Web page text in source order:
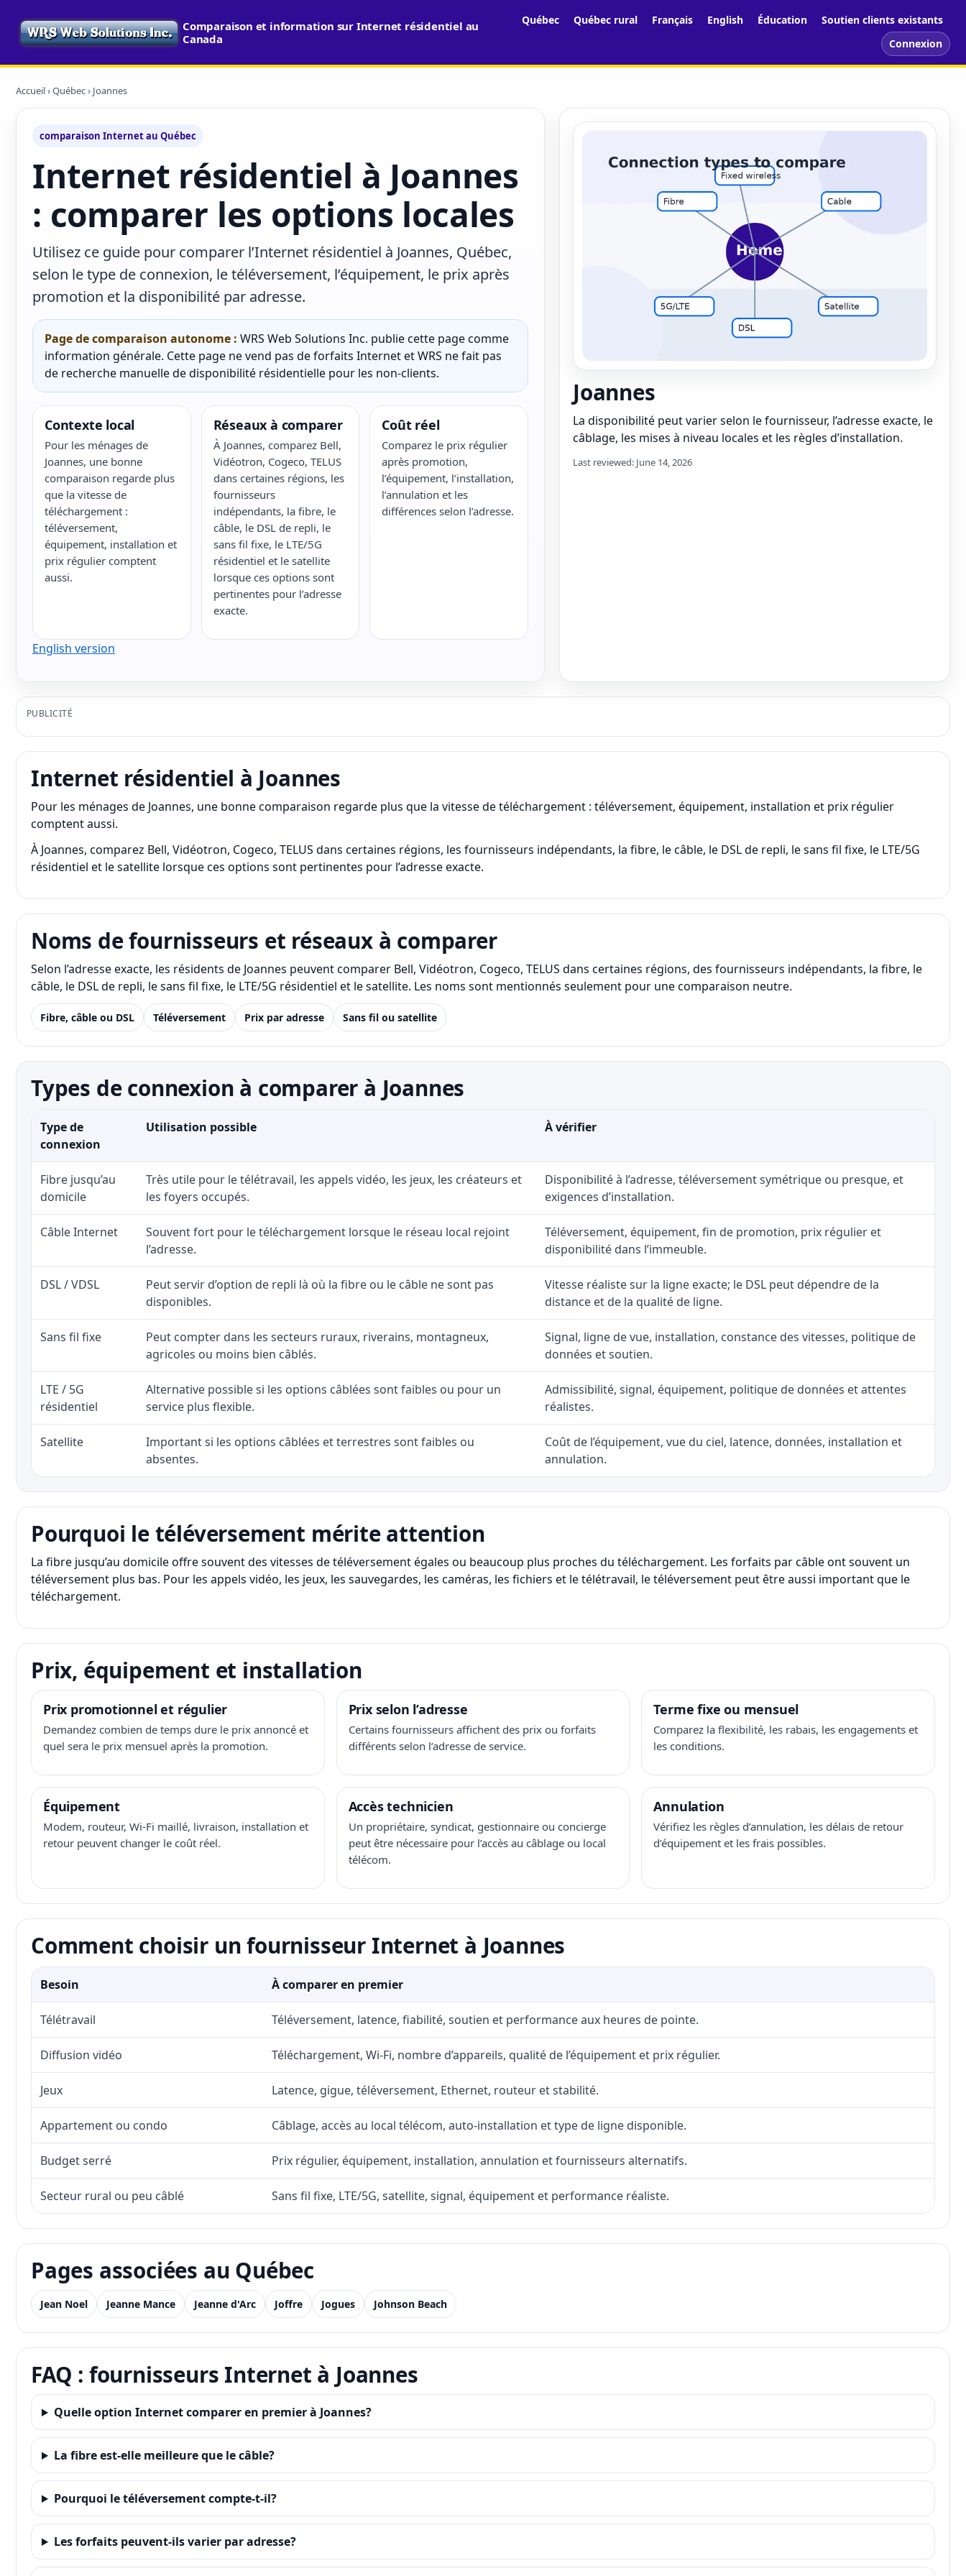
Comparaison et information sur Internet résidentiel au
Canada
Québec Québec rural Français English Éducation
Soutien clients existants
Connexion
Accueil›Québec› Joannes
comparaison Internet au Québec
Internet résidentiel à Joannes
: comparer les options locales
Utilisez ce guide pour comparer l’Internet résidentiel à Joannes, Québec,
selon le type de connexion, le téléversement, l’équipement, le prix après
promotion et la disponibilité par adresse.
Page de comparaison autonome : WRS Web Solutions Inc. publie cette page comme
information générale. Cette page ne vend pas de forfaits Internet et WRS ne fait pas
de recherche manuelle de disponibilité résidentielle pour les non-clients.
Contexte local
Pour les ménages de
Joannes, une bonne
comparaison regarde plus
que la vitesse de
téléchargement :
téléversement,
équipement, installation et
prix régulier comptent
aussi.
Réseaux à comparer
À Joannes, comparez Bell,
Vidéotron, Cogeco, TELUS
dans certaines régions, les
fournisseurs
indépendants, la fibre, le
câble, le DSL de repli, le
sans fil fixe, le LTE/5G
résidentiel et le satellite
lorsque ces options sont
pertinentes pour l’adresse
exacte.
Coût réel
Comparez le prix régulier
après promotion,
l’équipement, l’installation,
l’annulation et les
différences selon l’adresse.
English version
Joannes
La disponibilité peut varier selon le fournisseur, l’adresse exacte, le
câblage, les mises à niveau locales et les règles d’installation.
Last reviewed: June 14, 2026
PUBLICITÉ
Internet résidentiel à Joannes
Pour les ménages de Joannes, une bonne comparaison regarde plus que la vitesse de téléchargement : téléversement, équipement, installation et prix régulier
comptent aussi.
À Joannes, comparez Bell, Vidéotron, Cogeco, TELUS dans certaines régions, les fournisseurs indépendants, la fibre, le câble, le DSL de repli, le sans fil fixe, le LTE/5G
résidentiel et le satellite lorsque ces options sont pertinentes pour l’adresse exacte.
Noms de fournisseurs et réseaux à comparer
Selon l’adresse exacte, les résidents de Joannes peuvent comparer Bell, Vidéotron, Cogeco, TELUS dans certaines régions, des fournisseurs indépendants, la fibre, le
câble, le DSL de repli, le sans fil fixe, le LTE/5G résidentiel et le satellite. Les noms sont mentionnés seulement pour une comparaison neutre.
Fibre, câble ou DSL Téléversement Prix par adresse Sans fil ou satellite
Types de connexion à comparer à Joannes
Type de
connexion
Utilisation possible À vérifier
Fibre jusqu’au
domicile
Très utile pour le télétravail, les appels vidéo, les jeux, les créateurs et
les foyers occupés.
Disponibilité à l’adresse, téléversement symétrique ou presque, et
exigences d’installation.
Câble Internet
Souvent fort pour le téléchargement lorsque le réseau local rejoint
l’adresse.
Téléversement, équipement, fin de promotion, prix régulier et
disponibilité dans l’immeuble.
DSL / VDSL
Peut servir d’option de repli là où la fibre ou le câble ne sont pas
disponibles.
Vitesse réaliste sur la ligne exacte; le DSL peut dépendre de la
distance et de la qualité de ligne.
Sans fil fixe
Peut compter dans les secteurs ruraux, riverains, montagneux,
agricoles ou moins bien câblés.
Signal, ligne de vue, installation, constance des vitesses, politique de
données et soutien.
LTE / 5G
résidentiel
Alternative possible si les options câblées sont faibles ou pour un
service plus flexible.
Admissibilité, signal, équipement, politique de données et attentes
réalistes.
Satellite
Important si les options câblées et terrestres sont faibles ou
absentes.
Coût de l’équipement, vue du ciel, latence, données, installation et
annulation.
Pourquoi le téléversement mérite attention
La fibre jusqu’au domicile offre souvent des vitesses de téléversement égales ou beaucoup plus proches du téléchargement. Les forfaits par câble ont souvent un
téléversement plus bas. Pour les appels vidéo, les jeux, les sauvegardes, les caméras, les fichiers et le télétravail, le téléversement peut être aussi important que le
téléchargement.
Prix, équipement et installation
Prix promotionnel et régulier
Demandez combien de temps dure le prix annoncé et
quel sera le prix mensuel après la promotion.
Prix selon l’adresse
Certains fournisseurs affichent des prix ou forfaits
différents selon l’adresse de service.
Terme fixe ou mensuel
Comparez la flexibilité, les rabais, les engagements et
les conditions.
Équipement
Modem, routeur, Wi-Fi maillé, livraison, installation et
retour peuvent changer le coût réel.
Accès technicien
Un propriétaire, syndicat, gestionnaire ou concierge
peut être nécessaire pour l’accès au câblage ou local
télécom.
Annulation
Vérifiez les règles d’annulation, les délais de retour
d’équipement et les frais possibles.
Comment choisir un fournisseur Internet à Joannes
Besoin À comparer en premier
Télétravail Téléversement, latence, fiabilité, soutien et performance aux heures de pointe.
Diffusion vidéo Téléchargement, Wi-Fi, nombre d’appareils, qualité de l’équipement et prix régulier.
Jeux Latence, gigue, téléversement, Ethernet, routeur et stabilité.
Appartement ou condo Câblage, accès au local télécom, auto-installation et type de ligne disponible.
Budget serré Prix régulier, équipement, installation, annulation et fournisseurs alternatifs.
Secteur rural ou peu câblé Sans fil fixe, LTE/5G, satellite, signal, équipement et performance réaliste.
Pages associées au Québec
Jean Noel Jeanne Mance Jeanne d'Arc Joffre Jogues Johnson Beach
FAQ : fournisseurs Internet à Joannes
Quelle option Internet comparer en premier à Joannes?
La fibre est-elle meilleure que le câble?
Pourquoi le téléversement compte-t-il?
Les forfaits peuvent-ils varier par adresse?